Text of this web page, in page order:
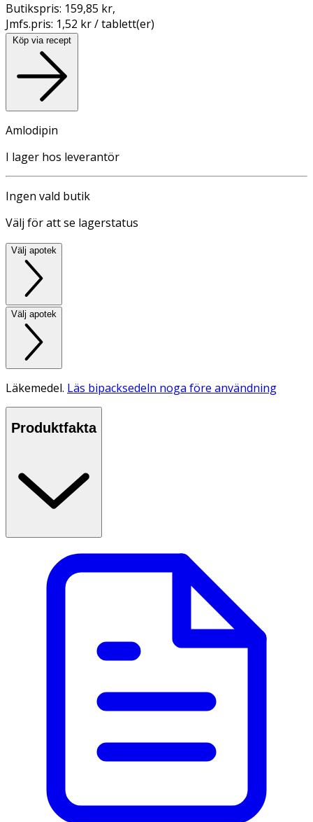
Butikspris: 159,85 kr,
Jmfs.pris: 1,52 kr / tablett(er)
Köp via recept
Amlodipin
I lager hos leverantör
Ingen vald butik
Välj för att se lagerstatus
Välj apotek
Välj apotek
Läkemedel. Läs bipacksedeln noga före användning
Produktfakta